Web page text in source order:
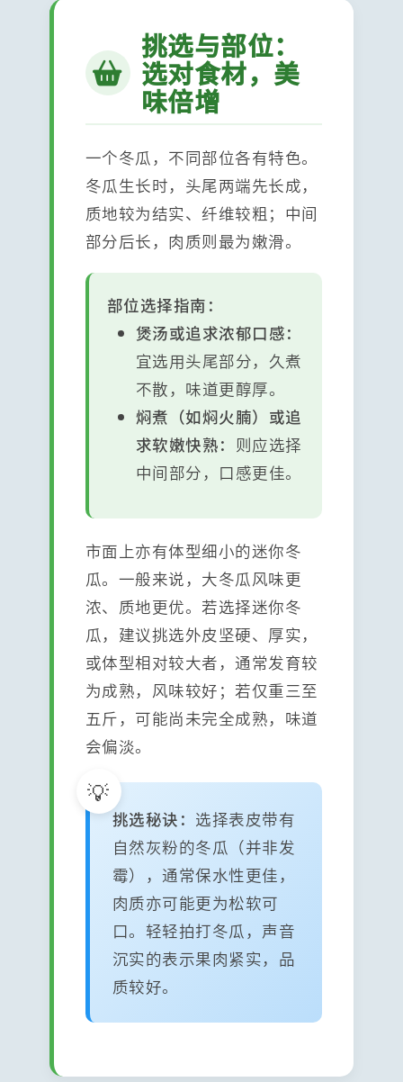
挑选与部位：
选对食材，美
味倍增
一个冬瓜，不同部位各有特色。
冬瓜生长时，头尾两端先长成，
质地较为结实、纤维较粗；中间
部分后长，肉质则最为嫩滑。
部位选择指南：
煲汤或追求浓郁口感：
宜选用头尾部分，久煮
不散，味道更醇厚。
焖煮（如焖火腩）或追
求软嫩快熟： 则应选择
中间部分，口感更佳。
市面上亦有体型细小的迷你冬
瓜。一般来说，大冬瓜风味更
浓、质地更优。若选择迷你冬
瓜，建议挑选外皮坚硬、厚实，
或体型相对较大者，通常发育较
为成熟，风味较好；若仅重三至
五斤，可能尚未完全成熟，味道
会偏淡。
挑选秘诀： 选择表皮带有
自然灰粉的冬瓜（并非发
霉），通常保水性更佳，
肉质亦可能更为松软可
口。轻轻拍打冬瓜，声音
沉实的表示果肉紧实，品
质较好。